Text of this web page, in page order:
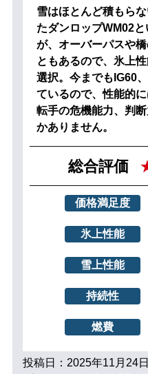
雪はほとんど積もら
たダンロップWM02
が、オーバーパスや
ともあるので、氷上
選択。今までもIG60
ているので、性能的
転手の危機能力、判
かありません。
総合評価
価格満足度
氷上性能
雪上性能
持続性
燃費
投稿日：2025年11月24日